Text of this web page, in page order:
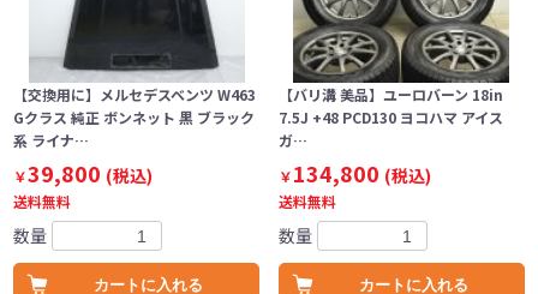
【交換用に】メルセデスベンツ W463
Gクラス 純正 ボンネット 黒 ブラック
系 ライナ…
￥39,800 (税込)
送料無料
数量
カートに入れる
【バリ溝 美品】ユーロバーン 18in
7.5J +48 PCD130 ヨコハマ アイス
ガ…
￥134,800 (税込)
送料無料
数量
カートに入れる